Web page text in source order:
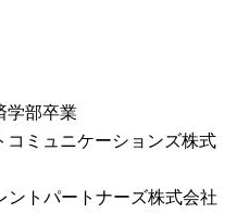
学部卒業
コミュニケーションズ株式
ントパートナーズ株式会社